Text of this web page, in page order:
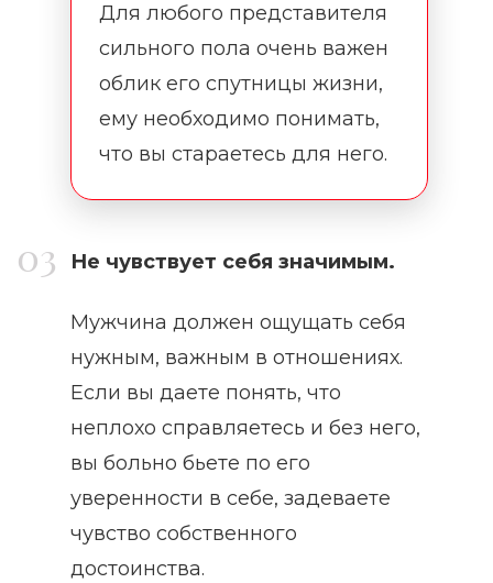
Для любого представителя
сильного пола очень важен
облик его спутницы жизни,
ему необходимо понимать,
что вы стараетесь для него.
Не чувствует себя значимым.
Мужчина должен ощущать себя
нужным, важным в отношениях.
Если вы даете понять, что
неплохо справляетесь и без него,
вы больно бьете по его
уверенности в себе, задеваете
чувство собственного
достоинства.